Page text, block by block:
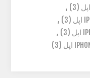
(3)
,
(3)
,
(3)
,
(3)